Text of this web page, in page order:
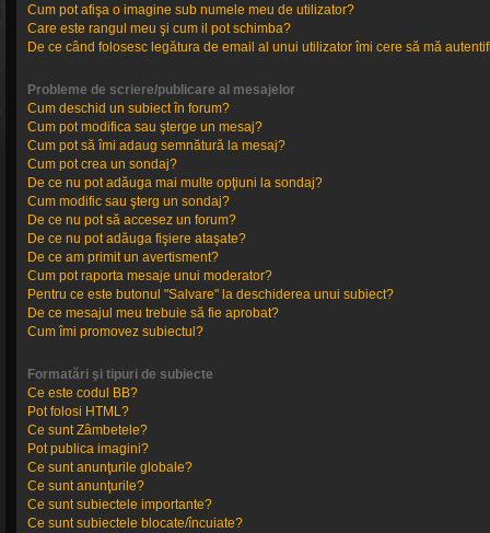
Cum pot afişa o imagine sub numele meu de utilizator?
Care este rangul meu şi cum il pot schimba?
De ce când folosesc legătura de email al unui utilizator îmi cere să mă
Probleme de scriere/publicare al mesajelor
Cum deschid un subiect în forum?
Cum pot modifica sau şterge un mesaj?
Cum pot să îmi adaug semnătură la mesaj?
Cum pot crea un sondaj?
De ce nu pot adăuga mai multe opţiuni la sondaj?
Cum modific sau şterg un sondaj?
De ce nu pot să accesez un forum?
De ce nu pot adăuga fişiere ataşate?
De ce am primit un avertisment?
Cum pot raporta mesaje unui moderator?
Pentru ce este butonul "Salvare" la deschiderea unui subiect?
De ce mesajul meu trebuie să fie aprobat?
Cum îmi promovez subiectul?
Formatări şi tipuri de subiecte
Ce este codul BB?
Pot folosi HTML?
Ce sunt Zâmbetele?
Pot publica imagini?
Ce sunt anunţurile globale?
Ce sunt anunţurile?
Ce sunt subiectele importante?
Ce sunt subiectele blocate/încuiate?